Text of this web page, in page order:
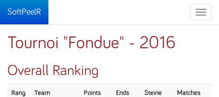
Toggle
SoftPeelR
Tournoi "Fondue" - 2016
Overall Ranking
Rang Team Points Ends Steine Matches